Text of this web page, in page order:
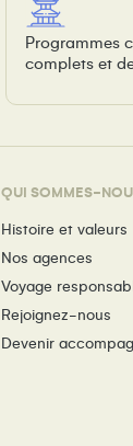
Programmes
complets et
QUI SOMMES-
Histoire et valeurs
Nos agences
Voyage
Rejoignez-nous
Devenir